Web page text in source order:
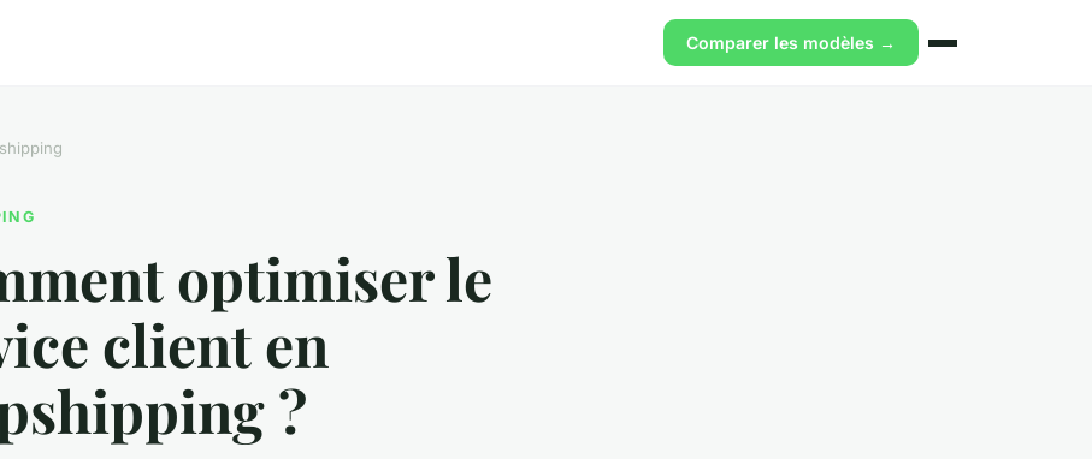
Comparer les modèles →
optimiser le
client en
?